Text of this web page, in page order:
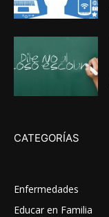
CATEGORÍAS
Enfermedades
Educar en Familia